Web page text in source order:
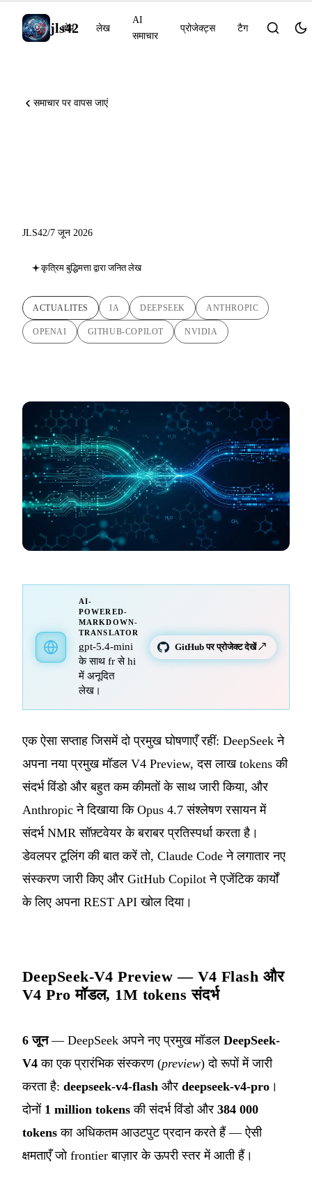
jls42
होम लेख
AI
समाचार
प्रोजेक्ट्स टैग
समाचार पर वापस जाएं
JLS42/7 जून 2026
कृत्रिम बुद्धिमत्ता द्वारा जनित लेख
ACTUALITES IA DEEPSEEK ANTHROPIC
OPENAI GITHUB-COPILOT NVIDIA
AI-
POWERED-
MARKDOWN-
TRANSLATOR
gpt-5.4-mini
के साथ fr से hi
में अनूदित
लेख।
GitHub पर प्रोजेक्ट देखें ↗
एक ऐसा सप्ताह जिसमें दो प्रमुख घोषणाएँ रहीं: DeepSeek ने
अपना नया प्रमुख मॉडल V4 Preview, दस लाख tokens की
संदर्भ विंडो और बहुत कम कीमतों के साथ जारी किया, और
Anthropic ने दिखाया कि Opus 4.7 संश्लेषण रसायन में
संदर्भ NMR सॉफ़्टवेयर के बराबर प्रतिस्पर्धा करता है।
डेवलपर टूलिंग की बात करें तो, Claude Code ने लगातार नए
संस्करण जारी किए और GitHub Copilot ने एजेंटिक कार्यों
के लिए अपना REST API खोल दिया।
DeepSeek-V4 Preview — V4 Flash और
V4 Pro मॉडल, 1M tokens संदर्भ
6 जून— DeepSeek अपने नए प्रमुख मॉडल DeepSeek-
V4 का एक प्रारंभिक संस्करण (preview) दो रूपों में जारी
करता है: deepseek-v4-flash और deepseek-v4-pro ।
दोनों 1 million tokens की संदर्भ विंडो और 384 000
tokens का अधिकतम आउटपुट प्रदान करते हैं — ऐसी
क्षमताएँ जो frontier बाज़ार के ऊपरी स्तर में आती हैं।